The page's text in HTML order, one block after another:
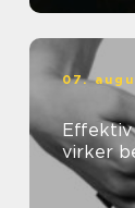
07.
virker